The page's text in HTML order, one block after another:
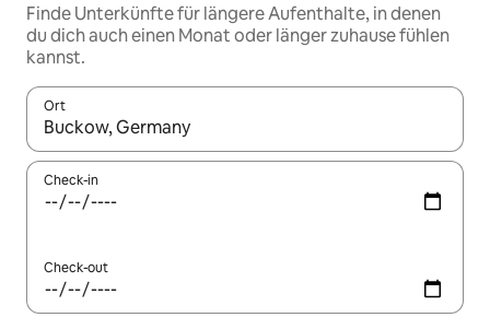
Finde Unterkünfte für längere Aufenthalte, in denen
du dich auch einen Monat oder länger zuhause fühlen
kannst.
Ort
Wenn Ergebnisse verfügbar sind, navigiere mit den
Check-in
Check-out